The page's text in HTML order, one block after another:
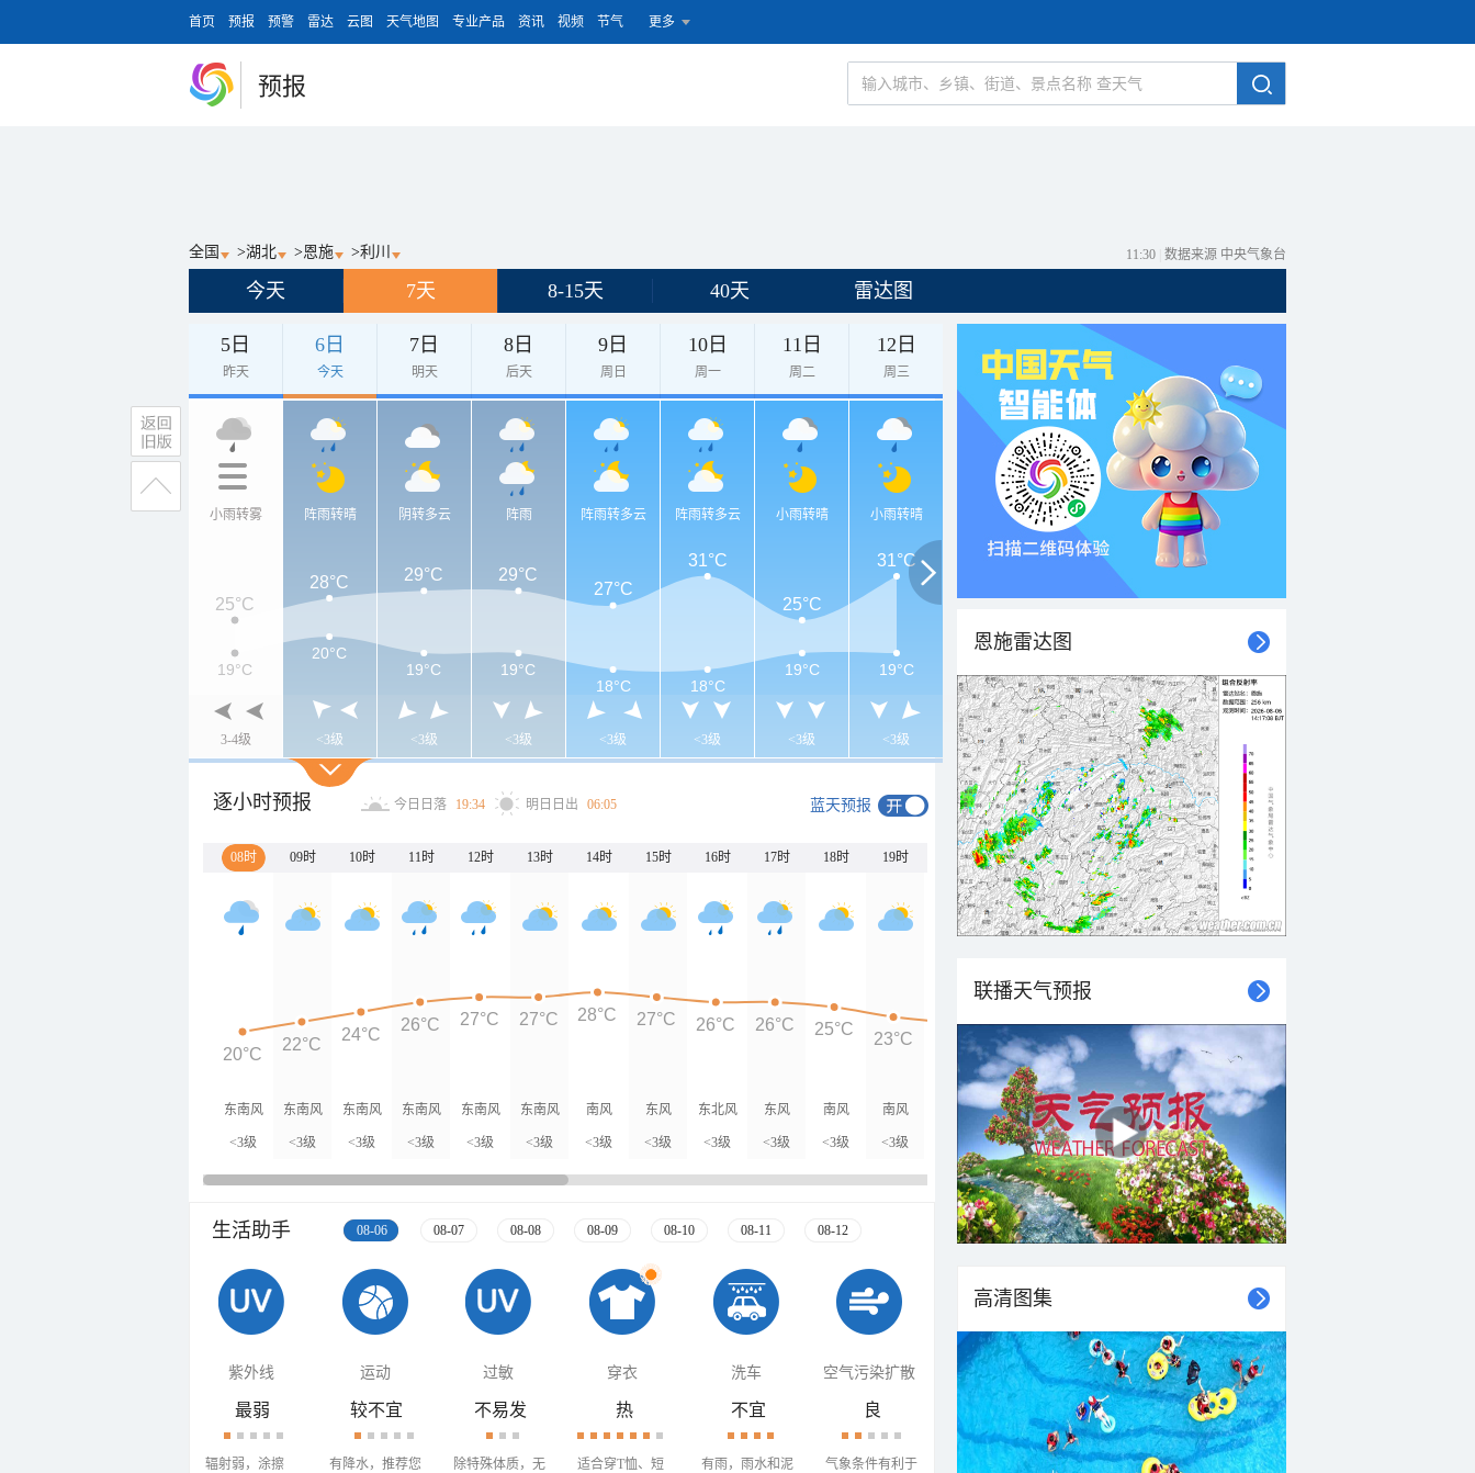
首页 预报 预警 雷达 云图 天气地图 专业产品 资讯 视频 节气 更多
预报
全国 >湖北 >恩施 >利川 11:30 数据来源 中央气象台
今天 7天 8-15天 40天 雷达图
5日
昨天
6日
今天
7日
明天
8日
后天
9日
周日
10日
周一
11日
周二
12日
周三
小雨转雾
3-4级
阵雨转晴
<3级
阴转多云
<3级
阵雨
<3级
阵雨转多云
<3级
阵雨转多云
<3级
小雨转晴
<3级
小雨转晴
<3级
25°C
28°C 29°C 29°C
27°C
31°C
25°C
31°C
19°C
20°C
19°C
19°C
18°C
18°C
19°C 19°C
逐小时预报 今日日落 19:34 明日日出 06:05 蓝天预报
08时 09时 10时 11时 12时 13时 14时 15时 16时 17时 18时 19时 20时 21时 22时 23时 00时 01时
东南风
<3级
东南风
<3级
东南风
<3级
东南风
<3级
东南风
<3级
东南风
<3级
南风
<3级
东风
<3级
东北风
<3级
东风
<3级
南风
<3级
南风
<3级
东风
<3级
南风
<3级
东风
<3级
东南风
<3级
东风
<3级
东风
20°C
22°C
24°C
26°C 27°C 27°C 28°C 27°C 26°C 26°C 25°C
23°C 22°C 22°C 22°C 22°C 21°C
生活助手 08-06 08-07 08-08 08-09 08-10 08-11 08-12
紫外线 运动 过敏 穿衣 洗车 空气污染扩散
最弱
辐射弱，涂擦
较不宜
有降水，推荐您
不易发
除特殊体质，无
热
适合穿T恤、短
不宜
有雨，雨水和泥
良
气象条件有利于
恩施雷达图
联播天气预报
高清图集